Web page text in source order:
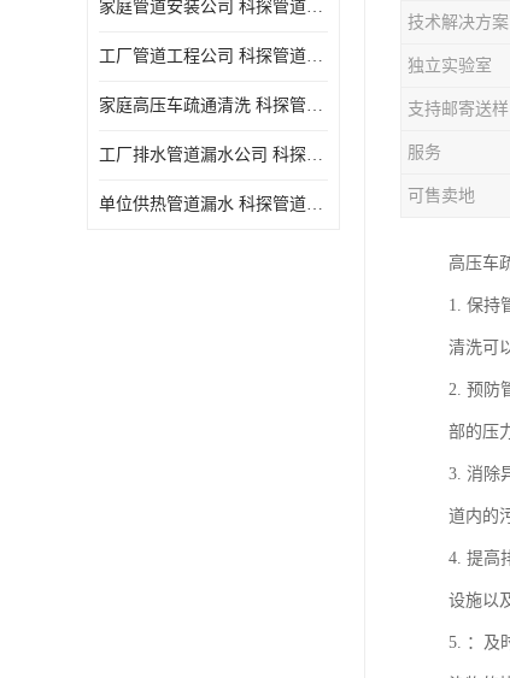
家庭管道安装公司 科探管道工程 团队服务
工厂管道工程公司 科探管道工程 时效快
家庭高压车疏通清洗 科探管道工程 服务周到
工厂排水管道漏水公司 科探管道工程 快速上门
单位供热管道漏水 科探管道工程 设备齐
技术解决方案
独立实验室
支持邮寄送样
服务
可售卖地
高压车
1. 保持
清洗可
2. 预防
部的压
3. 消除
道内的
4. 提高
设施以
5. ：及